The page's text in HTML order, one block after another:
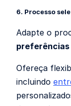
6. Processo
Adapte o
preferências
Ofereça
incluindo